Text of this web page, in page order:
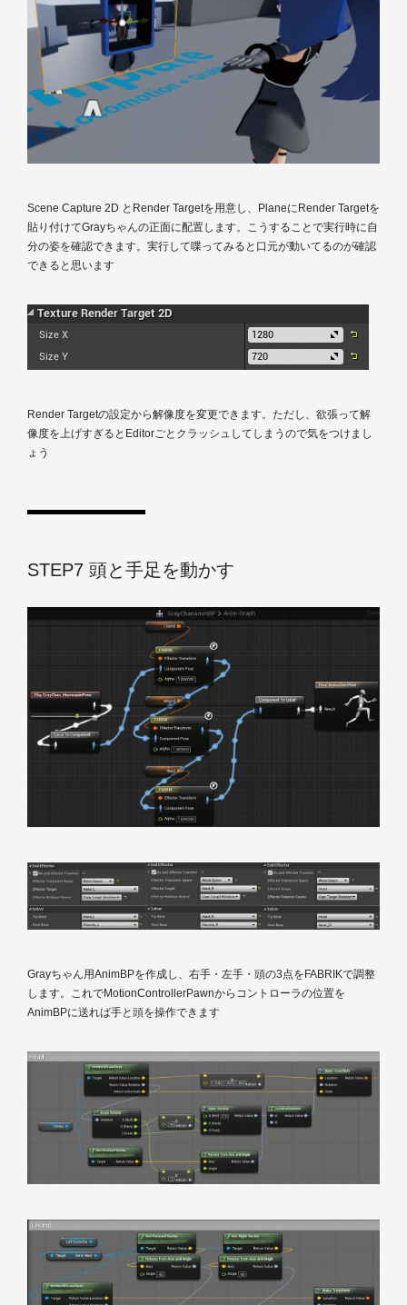
Scene Capture 2D とRender Targetを用意し、PlaneにRender Targetを
貼り付けてGrayちゃんの正面に配置します。こうすることで実行時に自
分の姿を確認できます。実行して喋ってみると口元が動いてるのが確認
できると思います
Render Targetの設定から解像度を変更できます。ただし、欲張って解
像度を上げすぎるとEditorごとクラッシュしてしまうので気をつけまし
ょう
STEP7 頭と手足を動かす
Grayちゃん用AnimBPを作成し、右手・左手・頭の3点をFABRIKで調整
します。これでMotionControllerPawnからコントローラの位置を
AnimBPに送れば手と頭を操作できます